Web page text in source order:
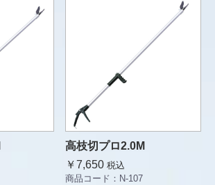
高枝切プロ2.0M
￥7,650 税込
商品コード： N-107